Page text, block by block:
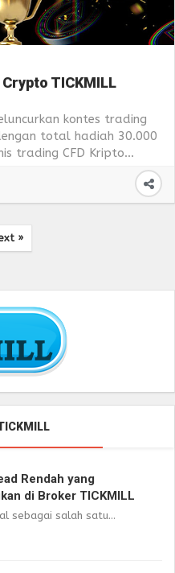
TICKMILL
kontes trading
total hadiah 30.000
trading CFD Kripto...
»
Rendah yang
di Broker TICKMILL
sebagai salah satu...